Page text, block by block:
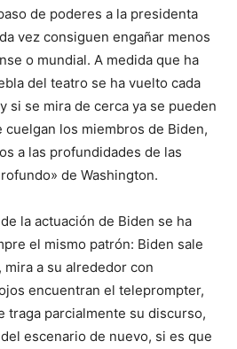
de poderes a la presidenta
vez consiguen engañar menos
o mundial. A medida que ha
del teatro se ha vuelto cada
si se mira de cerca ya se pueden
los miembros de Biden,
a las profundidades de las
de Washington.
la actuación de Biden se ha
el mismo patrón: Biden sale
a su alrededor con
encuentran el teleprompter,
traga parcialmente su discurso,
escenario de nuevo, si es que